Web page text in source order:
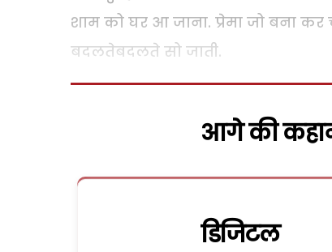
शाम को घर आ जाना. प्रेमा जो बना
बदलतेबदलते सो जाती.
आगे की
डिजिटल